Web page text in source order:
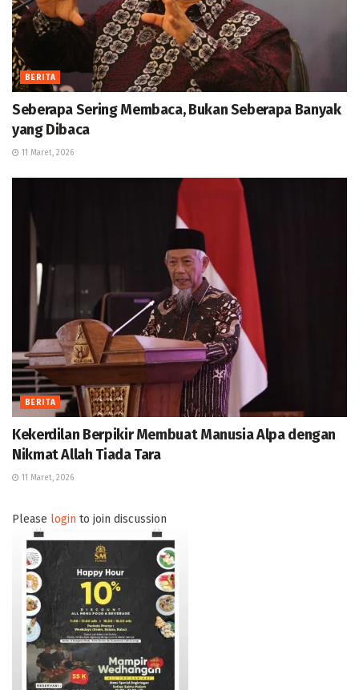
BERITA
Seberapa Sering Membaca, Bukan Seberapa Banyak
yang Dibaca
11 Maret, 2026
BERITA
Kekerdilan Berpikir Membuat Manusia Alpa dengan
Nikmat Allah Tiada Tara
11 Maret, 2026
Please login to join discussion